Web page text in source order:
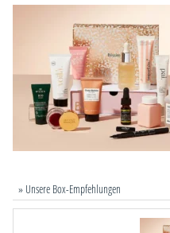
» Unsere Box-Empfehlungen